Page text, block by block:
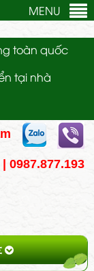
toàn quốc
tại nhà
0987.877.193
MENU